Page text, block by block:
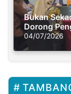
Bukan
Dorong
Solusi Krisis
04/07/2026